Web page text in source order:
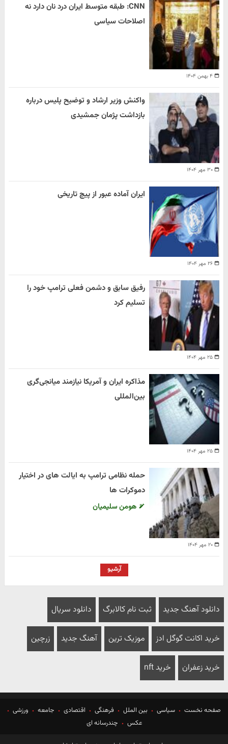
۴ بهمن ۱۴۰۴
CNN: طبقه متوسط ایران درد نان دارد نه
اصلاحات سیاسی
۳۰ مهر ۱۴۰۴
واکنش وزیر ارشاد و توضیح پلیس درباره
بازداشت پژمان جمشیدی
۲۶ مهر ۱۴۰۴
ایران آماده عبور از پیچ تاریخی
۲۵ مهر ۱۴۰۴
رفیق سابق و دشمن فعلی ترامپ خود را
تسلیم کرد
۲۵ مهر ۱۴۰۴
مذاکره ایران و آمریکا نیازمند میانجی‌گری
بین‌المللی
۲۰ مهر ۱۴۰۴
حمله نظامی ترامپ به ایالت های در اختیار
دموکرات ها
هومن سلیمیان
آرشیو
دانلود آهنگ جدید ثبت نام کالابرگ دانلود سریال
خرید اکانت گوگل ادز موزیک ترین آهنگ جدید زرچین
خرید زعفران خرید nft
صفحه نخست سیاسی بین الملل فرهنگی اقتصادی جامعه
ورزشی
عکس
چندرسانه ای